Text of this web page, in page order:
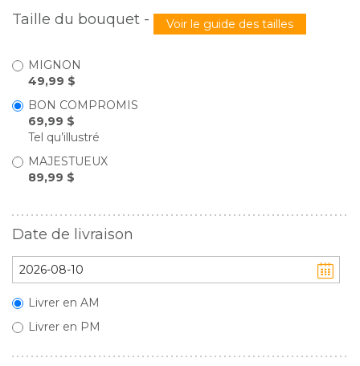
Taille du bouquet - Voir le guide des tailles
MIGNON
49,99 $
BON COMPROMIS
69,99 $
Tel qu’illustré
MAJESTUEUX
89,99 $
Date de livraison
Livrer en AM
Livrer en PM